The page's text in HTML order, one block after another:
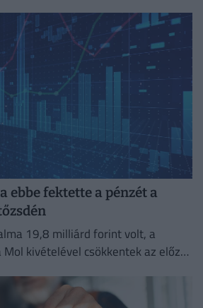
ebbe fektette a pénzét a
19,8 milliárd forint volt, a
kivételével csökkentek az előző